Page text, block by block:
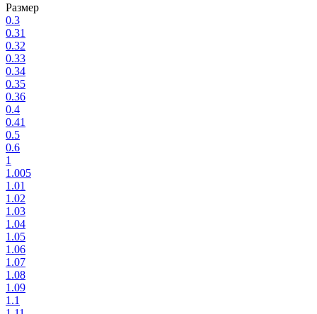
Размер
0.3
0.31
0.32
0.33
0.34
0.35
0.36
0.4
0.41
0.5
0.6
1
1.005
1.01
1.02
1.03
1.04
1.05
1.06
1.07
1.08
1.09
1.1